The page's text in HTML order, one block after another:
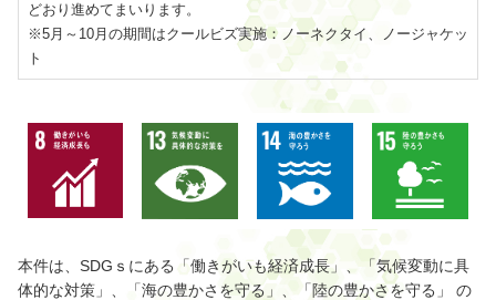
どおり進めてまいります。
※5月～10月の期間はクールビズ実施：ノーネクタイ、ノージャケッ
ト
本件は、SDGｓにある「働きがいも経済成長」、「気候変動に具
体的な対策」、「海の豊かさを守る」、「陸の豊かさを守る」 の